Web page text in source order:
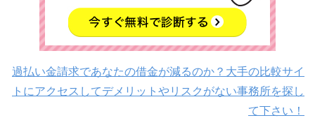
過払い金請求であなたの借金が減るのか？大手の比較サイ
トにアクセスしてデメリットやリスクがない事務所を探し
て下さい！